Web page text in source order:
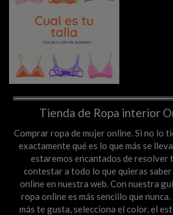
Tienda de Ropa interior
Comprar ropa de mujer online. Si no lo
exactamente qué es lo que más se
estaremos encantados de resolver
contestar a todo lo que quieras
online en nuestra web. Con nuestra
ropa online es más sencillo que
más te gusta, selecciona el color, el